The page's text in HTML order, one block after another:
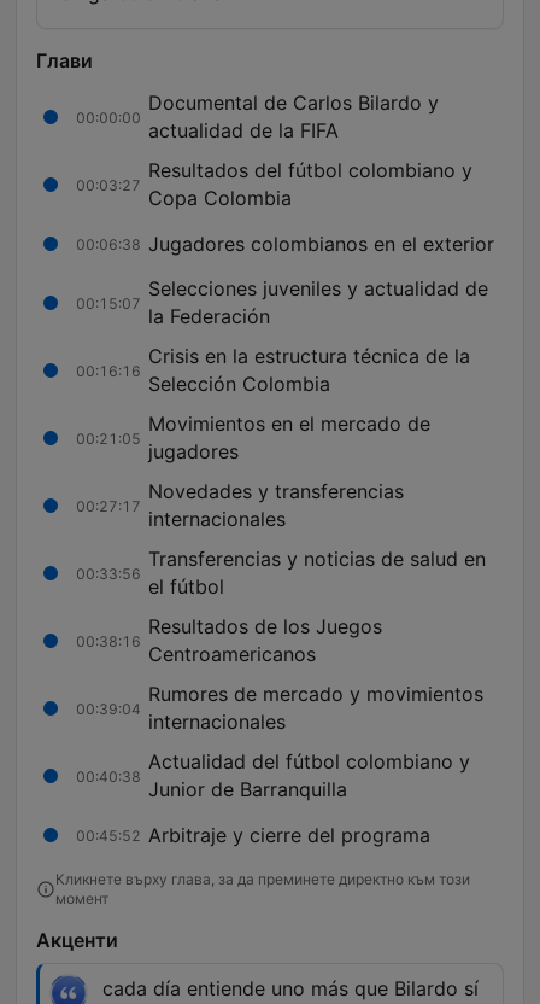
Глави
00:00:00
Documental de Carlos Bilardo y
actualidad de la FIFA
00:03:27
Resultados del fútbol colombiano y
Copa Colombia
00:06:38 Jugadores colombianos en el exterior
00:15:07
Selecciones juveniles y actualidad de
la Federación
00:16:16
Crisis en la estructura técnica de la
Selección Colombia
00:21:05
Movimientos en el mercado de
jugadores
00:27:17
Novedades y transferencias
internacionales
00:33:56
Transferencias y noticias de salud en
el fútbol
00:38:16
Resultados de los Juegos
Centroamericanos
00:39:04
Rumores de mercado y movimientos
internacionales
00:40:38
Actualidad del fútbol colombiano y
Junior de Barranquilla
00:45:52 Arbitraje y cierre del programa
Кликнете върху глава, за да преминете директно към този
момент
Акценти
cada día entiende uno más que Bilardo sí